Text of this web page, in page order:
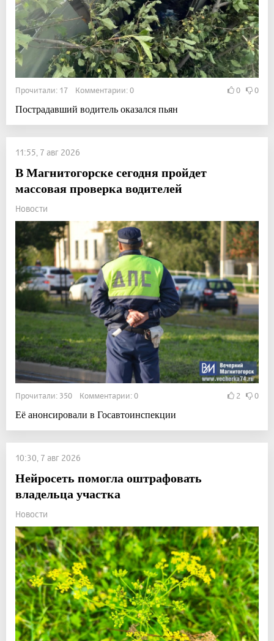
Прочитали: 17 Комментарии: 0 0 0
Пострадавший водитель оказался пьян
11:55, 7 авг 2026
В Магнитогорске сегодня пройдет
массовая проверка водителей
Новости
Прочитали: 350 Комментарии: 0 2 0
Её анонсировали в Госавтоинспекции
10:30, 7 авг 2026
Нейросеть помогла оштрафовать
владельца участка
Новости